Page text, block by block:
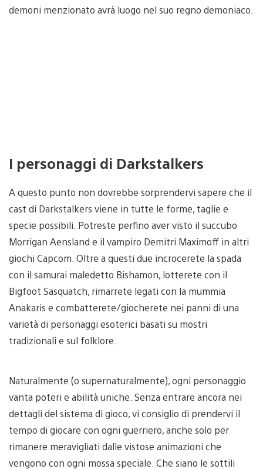
demoni menzionato avrà luogo nel suo regno demoniaco.
I personaggi di Darkstalkers
A questo punto non dovrebbe sorprendervi sapere che il
cast di Darkstalkers viene in tutte le forme, taglie e
specie possibili. Potreste perfino aver visto il succubo
Morrigan Aensland e il vampiro Demitri Maximoff in altri
giochi Capcom. Oltre a questi due incrocerete la spada
con il samurai maledetto Bishamon, lotterete con il
Bigfoot Sasquatch, rimarrete legati con la mummia
Anakaris e combatterete/giocherete nei panni di una
varietà di personaggi esoterici basati su mostri
tradizionali e sul folklore.
Naturalmente (o supernaturalmente), ogni personaggio
vanta poteri e abilità uniche. Senza entrare ancora nei
dettagli del sistema di gioco, vi consiglio di prendervi il
tempo di giocare con ogni guerriero, anche solo per
rimanere meravigliati dalle vistose animazioni che
vengono con ogni mossa speciale. Che siano le sottili